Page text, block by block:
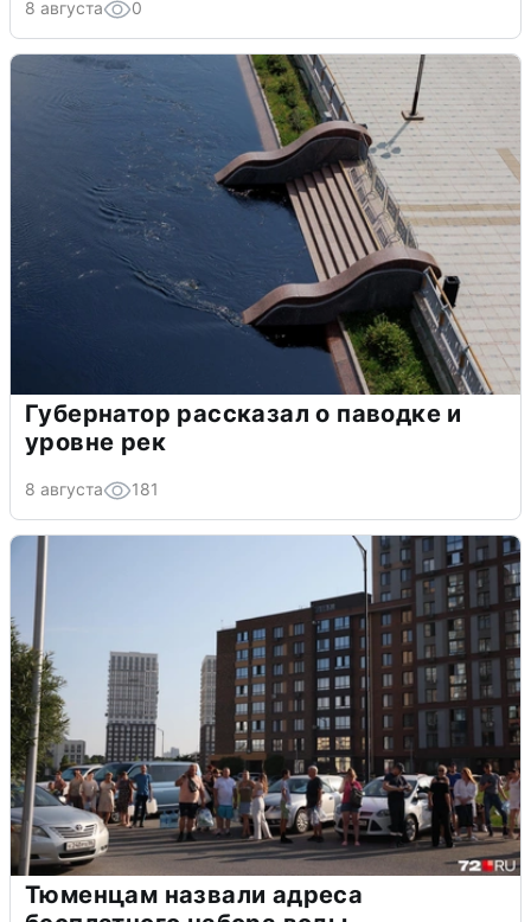
8 августа 0
Губернатор рассказал о паводке и
уровне рек
8 августа 181
Тюменцам назвали адреса